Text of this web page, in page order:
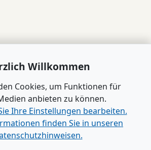
Willkommen
Cookies, um Funktionen für
anbieten zu können.
Ihre Einstellungen bearbeiten.
finden Sie in unseren